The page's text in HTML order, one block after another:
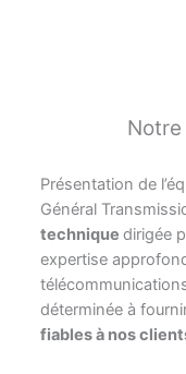
Présentation de
Général
technique dirigée
expertise
déterminée à
fiables à nos